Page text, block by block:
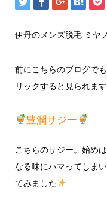
伊丹のメンズ脱毛 ミヤ
前にこちらのブログで
リックすると見られま
豊潤サジー
こちらのサジー。始め
なる味にハマってしま
てみました